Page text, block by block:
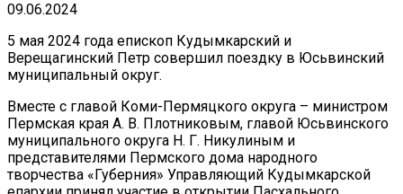
09.06.2024
5 мая 2024 года епископ Кудымкарский и
Верещагинский Петр совершил поездку в Юсьвинский
муниципальный округ.
Вместе с главой Коми-Пермяцкого округа – министром
Пермская края А. В. Плотниковым, главой Юсьвинского
муниципального округа Н. Г. Никулиным и
представителями Пермского дома народного
творчества «Губерния» Управляющий Кудымкарской